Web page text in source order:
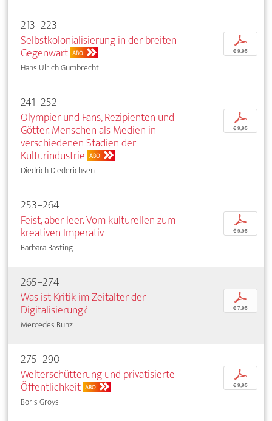
213–223
Selbstkolonialisierung in der breiten
Gegenwart ABO
Hans Ulrich Gumbrecht
p
€ 9,95
241–252
Olympier und Fans, Rezipienten und
Götter. Menschen als Medien in
verschiedenen Stadien der
Kulturindustrie ABO
Diedrich Diederichsen
p
€ 9,95
253–264
Feist, aber leer. Vom kulturellen zum
kreativen Imperativ
Barbara Basting
p
€ 9,95
265–274
Was ist Kritik im Zeitalter der
Digitalisierung?
Mercedes Bunz
p
€ 7,95
275–290
Welterschütterung und privatisierte
Öffentlichkeit ABO
Boris Groys
p
€ 9,95